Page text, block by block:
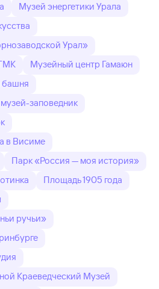
Музей энергетики Урала
Урал»
Музейный центр Гамаюн
башня
заповедник
в Висиме
Парк «Россия — моя история»
Площадь 1905 года
ручьи»
Краеведческий Музей